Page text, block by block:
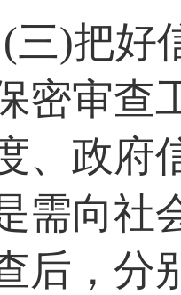
(三)把好
密审查
、政府
需向社
后，分